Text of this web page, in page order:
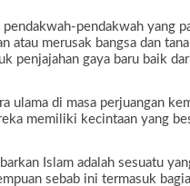
pendakwah-pendakwah yang
atau merusak bangsa dan
penjajahan gaya baru baik
ulama di masa perjuangan
memiliki kecintaan yang
Islam adalah sesuatu
sebab ini termasuk